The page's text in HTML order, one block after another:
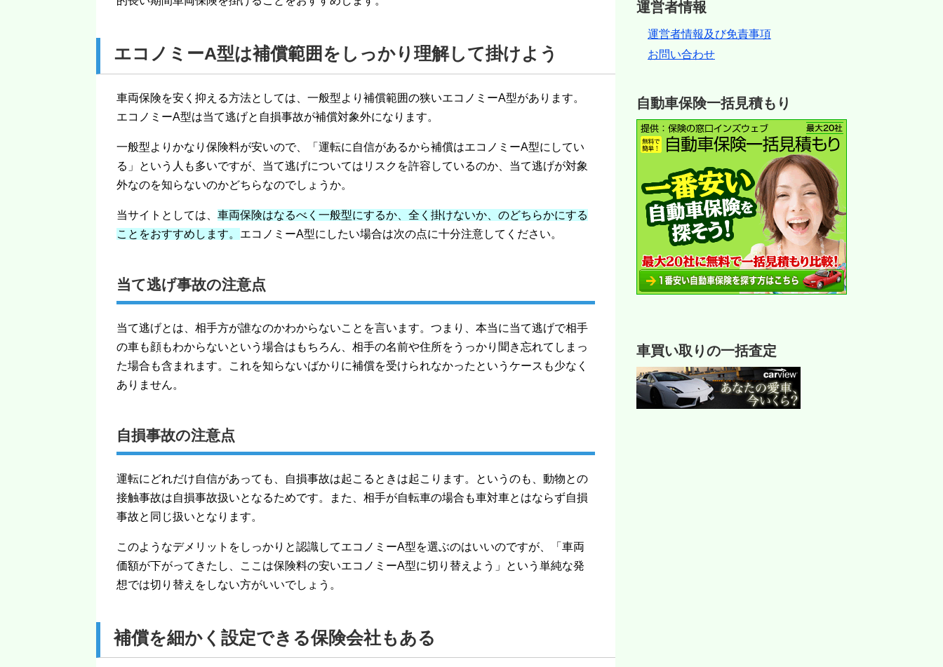
エコノミーA型は補償範囲をしっかり理解して掛けよう
車両保険を安く抑える方法としては、一般型より補償範囲の狭いエコノミーA型があります。
エコノミーA型は当て逃げと自損事故が補償対象外になります。
一般型よりかなり保険料が安いので、「運転に自信があるから補償はエコノミーA型にしてい
る」という人も多いですが、当て逃げについてはリスクを許容しているのか、当て逃げが対象
外なのを知らないのかどちらなのでしょうか。
当サイトとしては、 車両保険はなるべく一般型にするか、全く掛けないか、のどちらかにする
ことをおすすめします。 エコノミーA型にしたい場合は次の点に十分注意してください。
当て逃げ事故の注意点
当て逃げとは、相手方が誰なのかわからないことを言います。つまり、本当に当て逃げで相手
の車も顔もわからないという場合はもちろん、相手の名前や住所をうっかり聞き忘れてしまっ
た場合も含まれます。これを知らないばかりに補償を受けられなかったというケースも少なく
ありません。
自損事故の注意点
運転にどれだけ自信があっても、自損事故は起こるときは起こります。というのも、動物との
接触事故は自損事故扱いとなるためです。また、相手が自転車の場合も車対車とはならず自損
事故と同じ扱いとなります。
このようなデメリットをしっかりと認識してエコノミーA型を選ぶのはいいのですが、「車両
価額が下がってきたし、ここは保険料の安いエコノミーA型に切り替えよう」という単純な発
想では切り替えをしない方がいいでしょう。
補償を細かく設定できる保険会社もある
運営者情報
運営者情報及び免責事項
お問い合わせ
自動車保険一括見積もり
車買い取りの一括査定